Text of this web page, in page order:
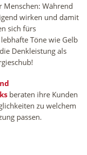
Während
wirken und damit
sich fürs
Töne wie Gelb
Denkleistung als
beraten ihre Kunden
zu welchem
passen.